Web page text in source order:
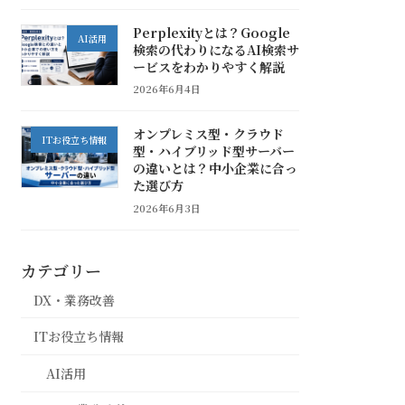
AI活用
Perplexityとは？Google
検索の代わりになるAI検索サ
ービスをわかりやすく解説
2026年6月4日
ITお役立ち情報
オンプレミス型・クラウド
型・ハイブリッド型サーバー
の違いとは？中小企業に合っ
た選び方
2026年6月3日
カテゴリー
DX・業務改善
ITお役立ち情報
AI活用